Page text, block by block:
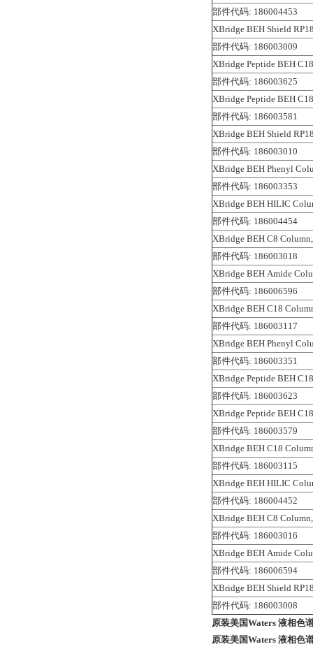
部件代码: 186004453
XBridge BEH Shield
部件代码: 186003009
XBridge Peptide BEH
部件代码: 186003625
XBridge Peptide BEH
部件代码: 186003581
XBridge BEH Shield
部件代码: 186003010
XBridge BEH Phenyl
部件代码: 186003353
XBridge BEH HILIC
部件代码: 186004454
XBridge BEH C8
部件代码: 186003018
XBridge BEH Amide
部件代码: 186006596
XBridge BEH C18
部件代码: 186003117
XBridge BEH Phenyl
部件代码: 186003351
XBridge Peptide BEH
部件代码: 186003623
XBridge Peptide BEH
部件代码: 186003579
XBridge BEH C18
部件代码: 186003115
XBridge BEH HILIC
部件代码: 186004452
XBridge BEH C8
部件代码: 186003016
XBridge BEH Amide
部件代码: 186006594
XBridge BEH Shield
部件代码: 186003008
原装美国Waters 液相色
原装美国Waters 液相色